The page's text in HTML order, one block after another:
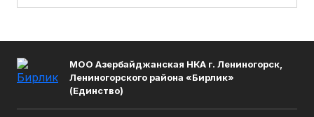
МОО Азербайджанская НКА г. Лениногорск,
Лениногорского района «Бирлик»
(Единство)